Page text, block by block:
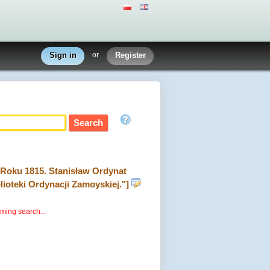
Sign in or Register
1815. Stanisław Ordynat
Ordynacji Zamoyskiej."]
search...